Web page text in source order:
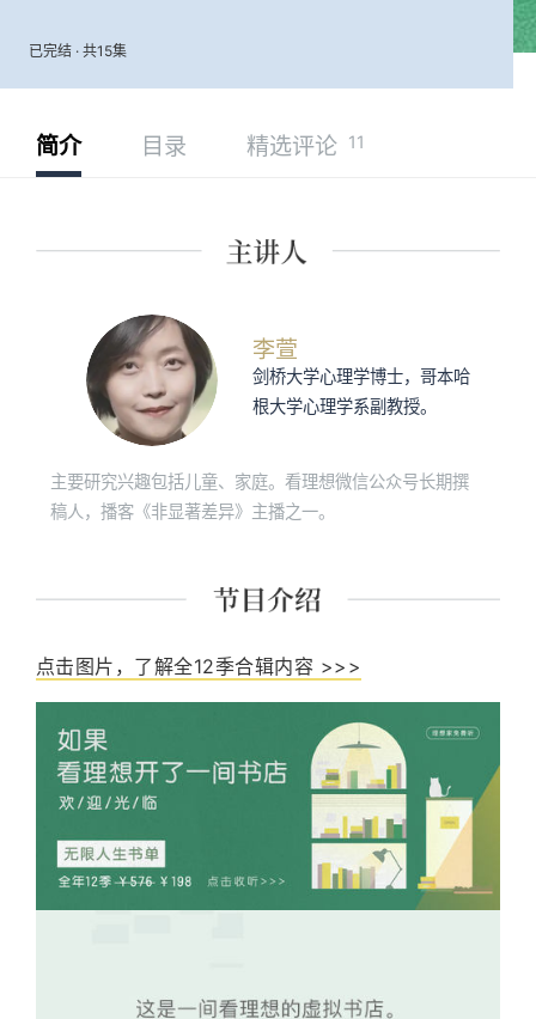
已完结 · 共15集
简介 目录 精选评论 11
李萱
剑桥大学心理学博士，哥本哈
根大学心理学系副教授。
主要研究兴趣包括儿童、家庭。看理想微信公众号长期撰
稿人，播客《非显著差异》主播之一。
点击图片，了解全12季合辑内容 >>>